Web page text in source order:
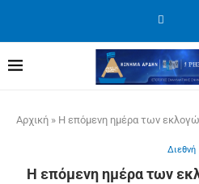
Αρχική » Η επόμενη ημέρα των
Διεθνή
Η επόμενη ημέρα των